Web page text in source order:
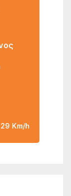
29 Km/h